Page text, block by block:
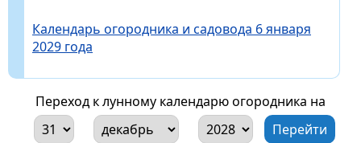
Календарь огородника и садовода 6 января
2029 года
Переход к лунному календарю огородника на